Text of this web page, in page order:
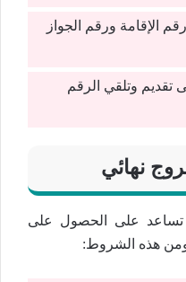
الإقامة ورقم الجواز
وتلقي الرقم
نهائي
على الحصول على
ومن هذه الشروط: